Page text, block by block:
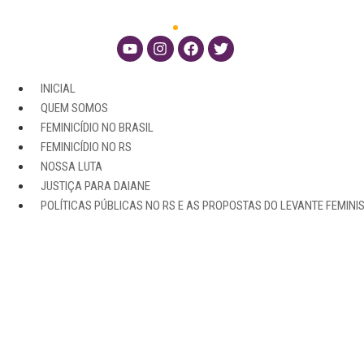
INICIAL
QUEM SOMOS
FEMINICÍDIO NO BRASIL
FEMINICÍDIO NO RS
NOSSA LUTA
JUSTIÇA PARA DAIANE
POLÍTICAS PÚBLICAS NO RS E AS PROPOSTAS DO LEVANTE